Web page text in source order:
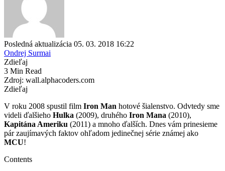
Posledná aktualizácia 05. 03. 2018 16:22
Ondrej Surmai
Zdieľaj
3 Min Read
Zdroj: wall.alphacoders.com
Zdieľaj
V roku 2008 spustil film Iron Man hotové šialenstvo. Odvtedy sme
videli ďalšieho Hulka (2009), druhého Iron Mana (2010),
Kapitána Ameriku (2011) a mnoho ďalších. Dnes vám prinesieme
pár zaujímavých faktov ohľadom jedinečnej série známej ako
MCU!
Contents